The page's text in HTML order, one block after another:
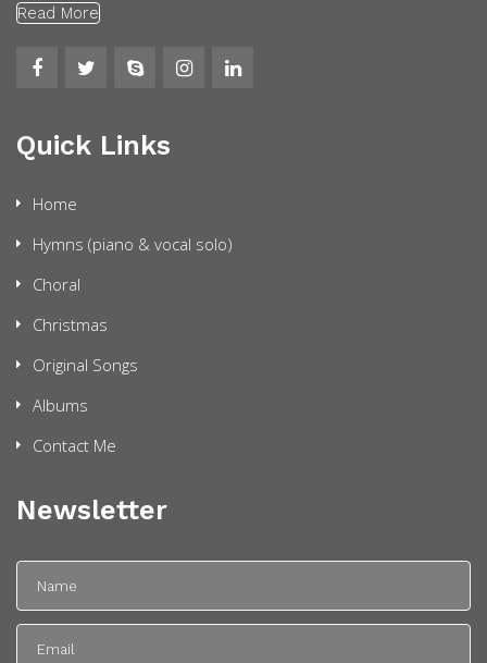
Read More
Quick Links
Home
Hymns (piano & vocal solo)
Choral
Christmas
Original Songs
Albums
Contact Me
Newsletter